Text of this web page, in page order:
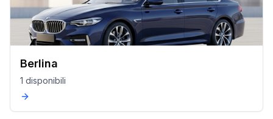
Berlina
1 disponibili